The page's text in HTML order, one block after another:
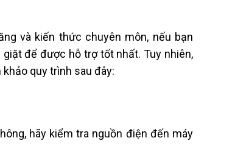
và kiến thức chuyên môn, nếu bạn
để được hỗ trợ tốt nhất. Tuy nhiên,
quy trình sau đây:
hãy kiểm tra nguồn điện đến máy